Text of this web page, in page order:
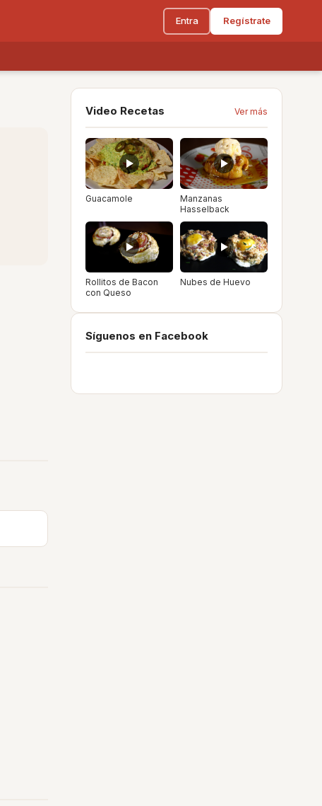
Entra Regístrate
Video Recetas Ver más
Guacamole
Manzanas
Hasselback
Rollitos de Bacon
con Queso
Nubes de Huevo
Síguenos en Facebook